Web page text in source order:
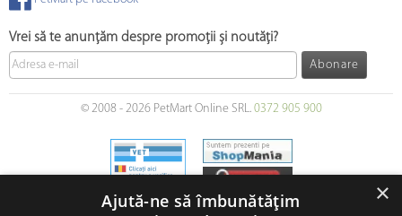
Vrei să te anunțăm despre promoții și noutăți?
Abonare
© 2008 - 2026 PetMart Online SRL. 0372 905 900
×
Ajută-ne să îmbunătățim